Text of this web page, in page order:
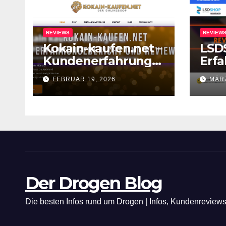
REVIEWS
Kokain-kaufen.net –
Kundenerfahrunge
n und Review zum
Shop
FEBRUAR 19, 2026
REVIEWS
Der Drogen Blog
Die besten Infos rund um Drogen | Infos,